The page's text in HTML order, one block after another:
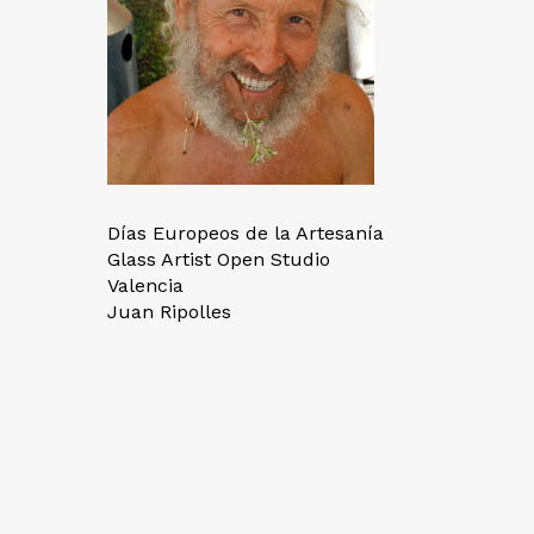
Días Europeos de la Artesanía
Glass Artist Open Studio
Valencia
Juan Ripolles